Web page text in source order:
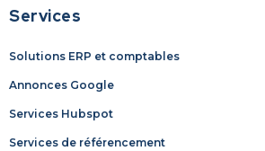
Services
Solutions ERP et comptables
Annonces Google
Services Hubspot
Services de référencement